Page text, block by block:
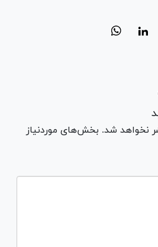
نخواهد شد. بخش‌های موردنیاز